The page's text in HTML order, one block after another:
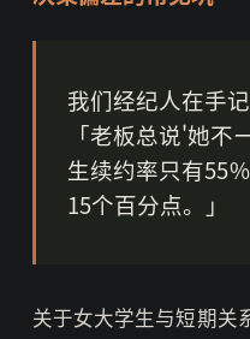
我们经纪人在手
「老板总说'她
生续约率只有
15个百分点。」
关于女大学生与短期关